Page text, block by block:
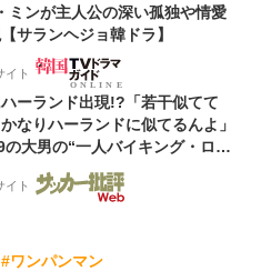
ミンが主人公の深い孤独や情愛
サランヘジョ韓ドラ】
イト
ーランド出現!?「若干似てて
なりハーランドに似てるんよ」
大男の“一人バイキング・ロ
!「元気をもらった」
イト
#ワンパンマン